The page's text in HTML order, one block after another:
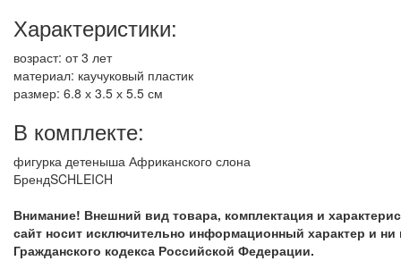
Характеристики:
возраст: от 3 лет
материал: каучуковый пластик
размер: 6.8 х 3.5 х 5.5 см
В комплекте:
фигурка детеныша Африканского слона
БрендSCHLEICH
Внимание! Внешний вид товара, комплектация и
сайт носит исключительно информационный характер и
Гражданского кодекса Российской Федерации.